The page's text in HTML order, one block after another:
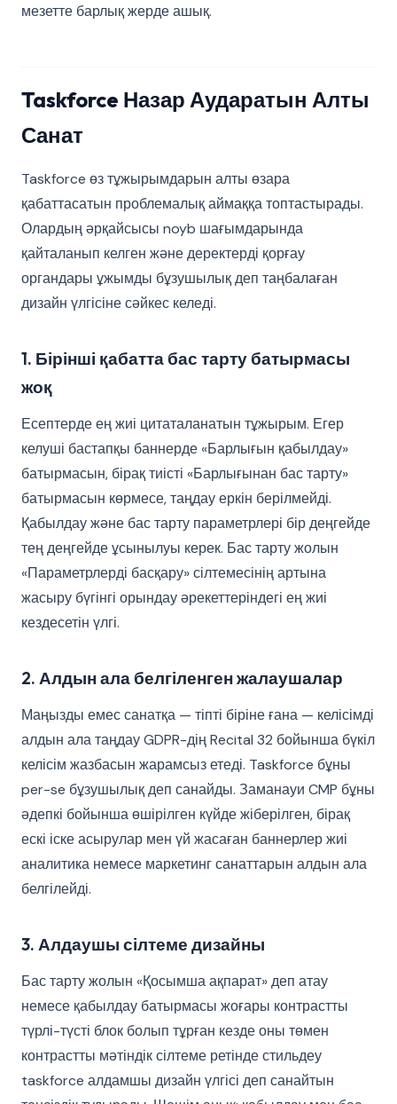
мезетте барлық жерде ашық.
Taskforce Назар Аударатын Алты
Санат
Taskforce өз тұжырымдарын алты өзара
қабаттасатын проблемалық аймаққа топтастырады.
Олардың әрқайсысы noyb шағымдарында
қайталанып келген және деректерді қорғау
органдары ұжымды бұзушылық деп таңбалаған
дизайн үлгісіне сәйкес келеді.
1. Бірінші қабатта бас тарту батырмасы
жоқ
Есептерде ең жиі цитаталанатын тұжырым. Егер
келуші бастапқы баннерде «Барлығын қабылдау»
батырмасын, бірақ тиісті «Барлығынан бас тарту»
батырмасын көрмесе, таңдау еркін берілмейді.
Қабылдау және бас тарту параметрлері бір деңгейде
тең деңгейде ұсынылуы керек. Бас тарту жолын
«Параметрлерді басқару» сілтемесінің артына
жасыру бүгінгі орындау әрекеттеріндегі ең жиі
кездесетін үлгі.
2. Алдын ала белгіленген жалаушалар
Маңызды емес санатқа — тіпті біріне ғана — келісімді
алдын ала таңдау GDPR-дің Recital 32 бойынша бүкіл
келісім жазбасын жарамсыз етеді. Taskforce бұны
per-se бұзушылық деп санайды. Заманауи CMP бұны
әдепкі бойынша өшірілген күйде жіберілген, бірақ
ескі іске асырулар мен үй жасаған баннерлер жиі
аналитика немесе маркетинг санаттарын алдын ала
белгілейді.
3. Алдаушы сілтеме дизайны
Бас тарту жолын «Қосымша ақпарат» деп атау
немесе қабылдау батырмасы жоғары контрастты
түрлі-түсті блок болып тұрған кезде оны төмен
контрастты мәтіндік сілтеме ретінде стильдеу
taskforce алдамшы дизайн үлгісі деп санайтын